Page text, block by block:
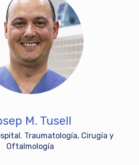
M. Tusell
Traumatología, Cirugía y
Oftalmología